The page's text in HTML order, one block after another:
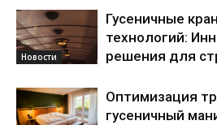
Новости
Гусеничные
технологий:
решения для
Оптимизация
гусеничный